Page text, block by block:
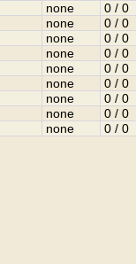
none
0 / 0
none
0 / 0
none
0 / 0
none
0 / 0
none
0 / 0
none
0 / 0
none
0 / 0
none
0 / 0
none 0 / 0